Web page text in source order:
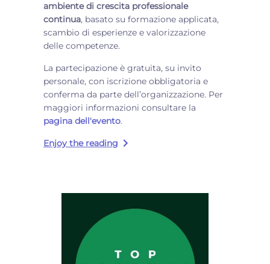
ambiente di crescita professionale
continua, basato su formazione applicata,
scambio di esperienze e valorizzazione
delle competenze.
La partecipazione è gratuita, su invito
personale, con iscrizione obbligatoria e
conferma da parte dell’organizzazione. Per
maggiori informazioni consultare la
pagina dell'evento.
Enjoy the reading